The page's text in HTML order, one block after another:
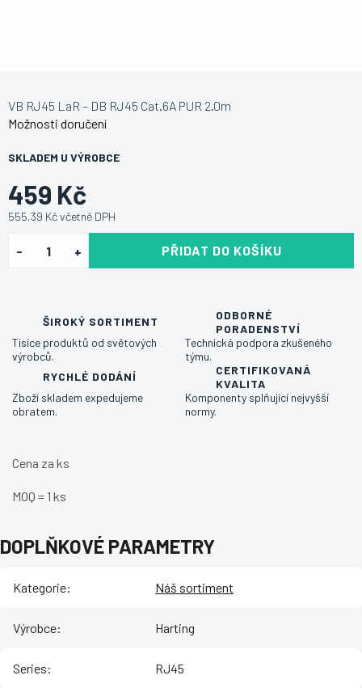
459 Kč
555,39 Kč včetně DPH
SKLADEM U VÝROBCE
Možnosti doručení
PŘIDAT DO KOŠÍKU
VB RJ45 LaR – DB RJ45 Cat.6A PUR 2.0m
ŠIROKÝ SORTIMENT
Tisíce produktů od světových
výrobců.
ODBORNÉ
PORADENSTVÍ
Technická podpora zkušeného
týmu.
RYCHLÉ DODÁNÍ
Zboží skladem expedujeme
obratem.
CERTIFIKOVANÁ
KVALITA
Komponenty splňující nejvyšší
normy.
Cena za ks
MOQ = 1 ks
DOPLŇKOVÉ PARAMETRY
Kategorie: Náš sortiment
Výrobce: Harting
Series: RJ45